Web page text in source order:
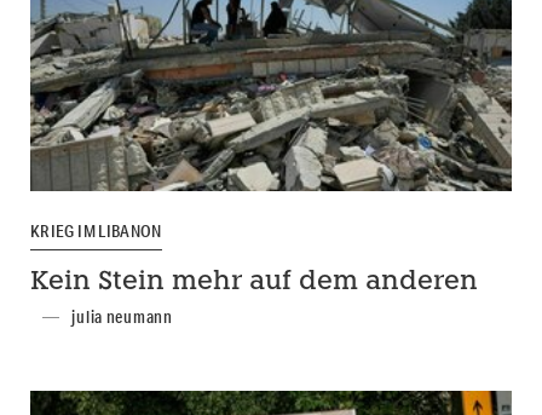
KRIEG IM LIBANON
Kein Stein mehr auf dem anderen
julia neumann